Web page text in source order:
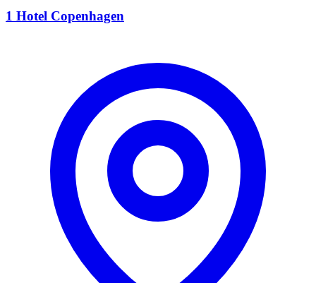
1 Hotel Copenhagen